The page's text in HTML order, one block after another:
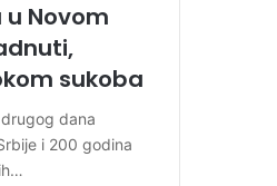
u Novom
sukoba
dana
i 200 godina